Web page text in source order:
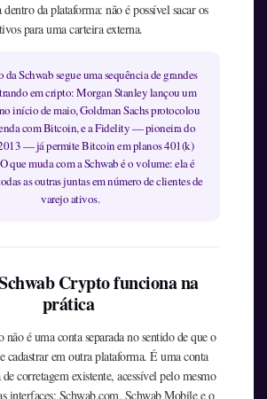
da plataforma: não é possível sacar os
para uma carteira externa.
da Schwab segue uma sequência de grandes
em cripto: Morgan Stanley lançou um
início de maio, Goldman Sachs protocolou
com Bitcoin, e a Fidelity — pioneira do
— já permite Bitcoin em planos 401(k)
que muda com a Schwab é o volume: ela é
as outras juntas em número de clientes de
varejo ativos.
Crypto funciona na
prática
é uma conta separada no sentido de que o
cadastrar em outra plataforma. É uma conta
corretagem existente, acessível pelo mesmo
interfaces: Schwab.com, Schwab Mobile e o